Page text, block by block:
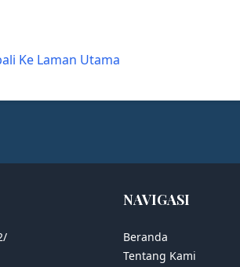
Ke Laman Utama
NAVIGASI
Beranda
Tentang Kami